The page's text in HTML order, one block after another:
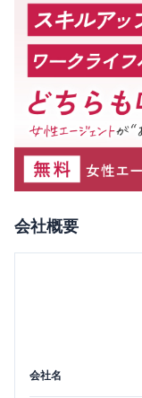
会社概要
会社名